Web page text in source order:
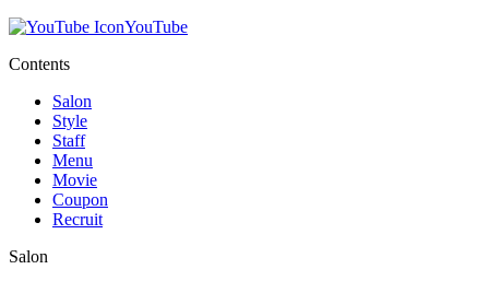
YouTube
Contents
Salon
Style
Staff
Menu
Movie
Coupon
Recruit
Salon